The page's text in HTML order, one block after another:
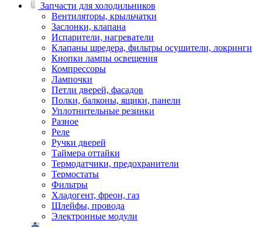
Запчасти для холодильников
Вентиляторы, крыльчатки
Заслонки, клапана
Испарители, нагреватели
Клапаны шредера, фильтры осушители, локринги
Кнопки лампы освещения
Компрессоры
Лампочки
Петли дверей, фасадов
Полки, балконы, ящики, панели
Уплотнительные резинки
Разное
Реле
Ручки дверей
Таймера оттайки
Термодатчики, предохранители
Термостаты
Фильтры
Хладогент, фреон, газ
Шлейфы, провода
Электронные модули